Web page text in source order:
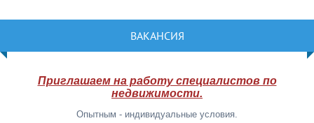
ВАКАНСИЯ
Приглашаем на работу специалистов по
недвижимости.
Опытным - индивидуальные условия.